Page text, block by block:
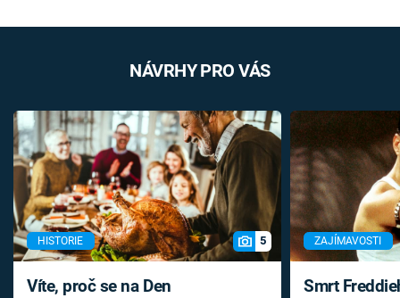
NÁVRHY PRO VÁS
HISTORIE 5
Víte, proč se na Den
ZAJÍMAVOSTI
Smrt